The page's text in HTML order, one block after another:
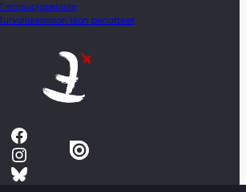
Tietosuojaseloste
Turvallisemman tilan periatteet
Facebook
Instagram
Bluesky